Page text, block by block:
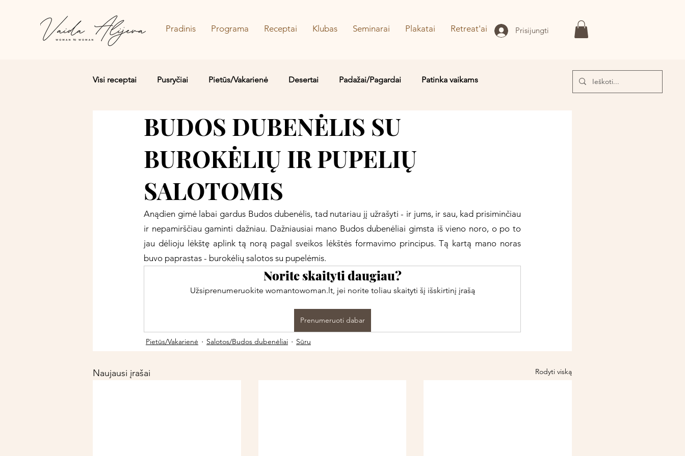
Pradinis Programa Receptai Klubas Seminarai Plakatai Retreat'ai Prisijungti
Visi receptai Pusryčiai Pietūs/Vakarienė Desertai Padažai/Pagardai Patinka vaikams
Salotos/Budos dubenėliai Sriubos/Troškiniai Saldu Sūru Vaidos MYLIMIAUSI!
BUDOS DUBENĖLIS SU
BUROKĖLIŲ IR PUPELIŲ
SALOTOMIS
Anądien gimė labai gardus Budos dubenėlis, tad nutariau jį užrašyti - ir jums, ir sau, kad prisiminčiau
ir nepamirščiau gaminti dažniau. Dažniausiai mano Budos dubenėliai gimsta iš vieno noro, o po to
jau dėlioju lėkštę aplink tą norą pagal sveikos lėkštės formavimo principus. Tą kartą mano noras
buvo paprastas - burokėlių salotos su pupelėmis.
Norite skaityti daugiau?
Užsiprenumeruokite womantowoman.lt, jei norite toliau skaityti šį išskirtinį įrašą
Prenumeruoti dabar
Pietūs/Vakarienė Salotos/Budos dubenėliai Sūru
Naujausi įrašai Rodyti viską